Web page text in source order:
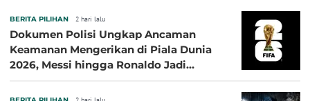
BERITA PILIHAN 2 hari lalu
Dokumen Polisi Ungkap Ancaman
Keamanan Mengerikan di Piala Dunia
2026, Messi hingga Ronaldo Jadi